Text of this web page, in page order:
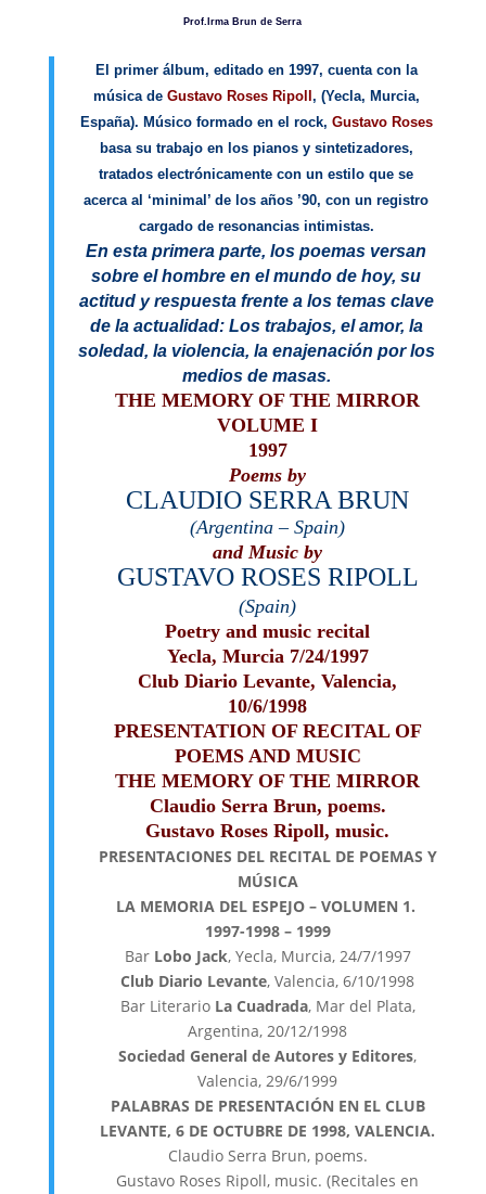
Prof.Irma Brun de Serra
El primer álbum, editado en 1997, cuenta con la
música de Gustavo Roses Ripoll , (Yecla, Murcia,
España). Músico formado en el rock, Gustavo Roses
basa su trabajo en los pianos y sintetizadores,
tratados electrónicamente con un estilo que se
acerca al ‘minimal’ de los años ’90, con un registro
cargado de resonancias intimistas.
En esta primera parte, los poemas versan
sobre el hombre en el mundo de hoy, su
actitud y respuesta frente a los temas clave
de la actualidad: Los trabajos, el amor, la
soledad, la violencia, la enajenación por los
medios de masas.
THE MEMORY OF THE MIRROR
VOLUME I
1997
Poems by
CLAUDIO SERRA BRUN
(Argentina – Spain)
and Music by
GUSTAVO ROSES RIPOLL
(Spain)
Poetry and music recital
Yecla, Murcia 7/24/1997
Club Diario Levante, Valencia,
10/6/1998
PRESENTATION OF RECITAL OF
POEMS AND MUSIC
THE MEMORY OF THE MIRROR
Claudio Serra Brun, poems.
Gustavo Roses Ripoll, music.
PRESENTACIONES DEL RECITAL DE POEMAS Y
MÚSICA
LA MEMORIA DEL ESPEJO – VOLUMEN 1.
1997-1998 – 1999
Bar Lobo Jack, Yecla, Murcia, 24/7/1997
Club Diario Levante, Valencia, 6/10/1998
Bar Literario La Cuadrada, Mar del Plata,
Argentina, 20/12/1998
Sociedad General de Autores y Editores,
Valencia, 29/6/1999
PALABRAS DE PRESENTACIÓN EN EL CLUB
LEVANTE, 6 DE OCTUBRE DE 1998, VALENCIA.
Claudio Serra Brun, poems.
Gustavo Roses Ripoll, music. (Recitales en